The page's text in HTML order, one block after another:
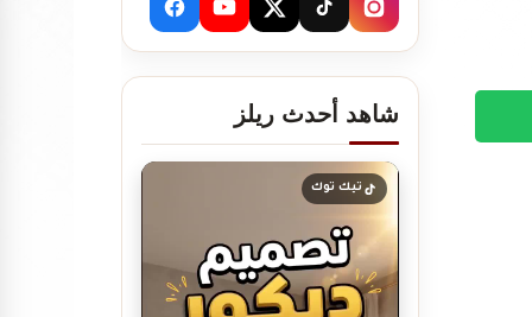
تصميم ديكور صيدلية
مستلزمات العناية
شاهد أحدث ريلز
تيك توك